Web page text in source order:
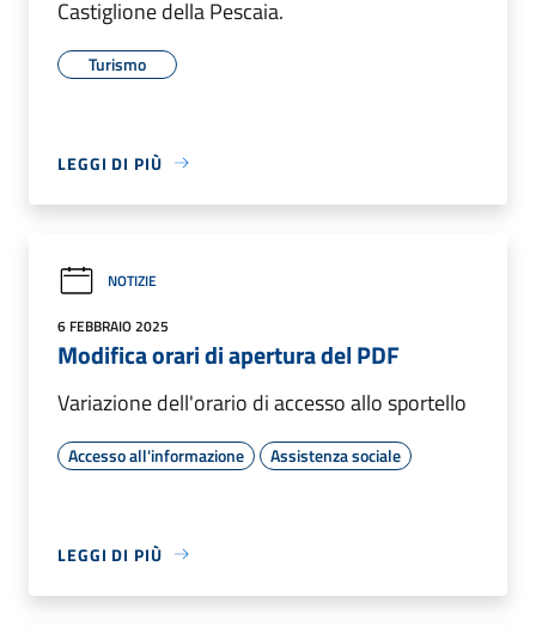
Castiglione della Pescaia.
Turismo
LEGGI DI PIÙ
NOTIZIE
6 FEBBRAIO 2025
Modifica orari di apertura del PDF
Variazione dell'orario di accesso allo sportello
Accesso all'informazione Assistenza sociale
LEGGI DI PIÙ